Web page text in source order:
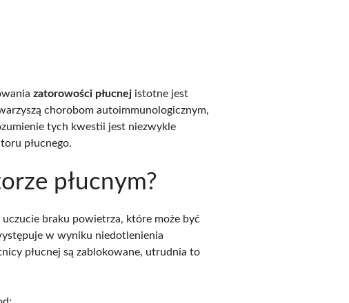
zatorowości płucnej istotne jest
chorobom autoimmunologicznym,
tych kwestii jest niezwykle
płucnego.
płucnym?
braku powietrza, które może być
w wyniku niedotlenienia
płucnej są zablokowane, utrudnia to